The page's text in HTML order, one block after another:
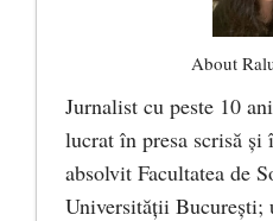
About
Jurnalist cu peste 10
lucrat în presa scrisă
absolvit Facultatea de
Universității București;